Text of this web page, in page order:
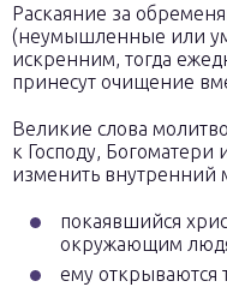
Раскаяние за
(неумышленные или
искренним, тогда
принесут очищение
Великие слова
к Господу, Богоматери
изменить внутренний
покаявшийся
окружающим
ему открываются